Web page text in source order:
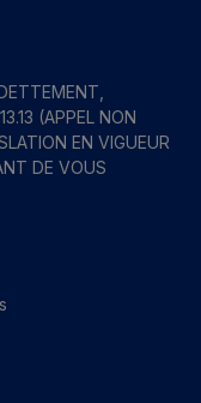
(APPEL NON
EN VIGUEUR
DE VOUS